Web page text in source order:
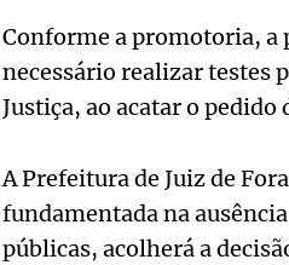
Conforme a promotoria, a
necessário realizar testes
Justiça, ao acatar o
A Prefeitura de Juiz de
fundamentada na
públicas, acolherá a